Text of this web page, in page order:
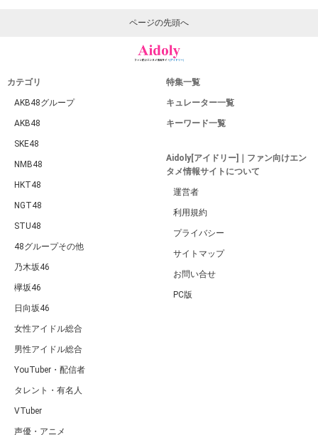
ページの先頭へ
カテゴリ
AKB48グループ
AKB48
SKE48
NMB48
HKT48
NGT48
STU48
48グループその他
乃木坂46
欅坂46
日向坂46
女性アイドル総合
男性アイドル総合
YouTuber・配信者
タレント・有名人
VTuber
声優・アニメ
特集一覧
キュレーター一覧
キーワード一覧
Aidoly[アイドリー]｜ファン向けエン
タメ情報サイトについて
運営者
利用規約
プライバシー
サイトマップ
お問い合せ
PC版